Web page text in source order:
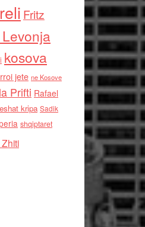
Fritz
kosova
jete ne Kosove
Prifti Rafael
kripa Sadik
shqiptaret